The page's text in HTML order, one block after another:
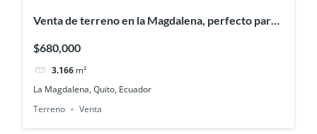
Venta de terreno en la Magdalena, perfecto para
$680,000
3.166 m²
La Magdalena, Quito, Ecuador
Terreno
Venta